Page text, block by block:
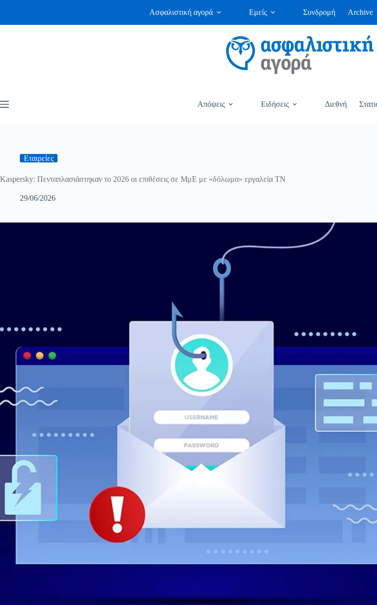
Ασφαλιστική αγορά Εμείς Συνδρομή Archive
Απόψεις Ειδήσεις Διεθνή
Εταιρείες
Kaspersky: Πενταπλασιάστηκαν το 2026 οι επιθέσεις σε ΜμΕ με «δόλωμα» εργαλεία ΤΝ
29/06/2026